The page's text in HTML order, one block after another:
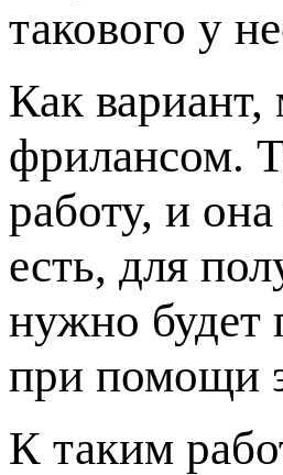
такового у
Как
фрилансом.
работу, и
есть, для
нужно будет
при помощи
К таким